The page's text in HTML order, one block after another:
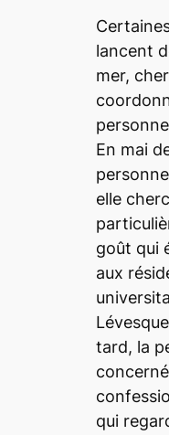
lancent
mer,
En mai
elle
goût qui
aux
tard, la
qui